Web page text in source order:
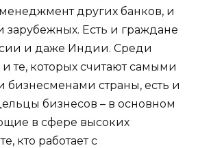
других банков, и
зарубежных. Есть и граждане
и даже Индии. Среди
и те, которых считают самыми
бизнесменами страны, есть и
бизнесов – в основном
в сфере высоких
кто работает с